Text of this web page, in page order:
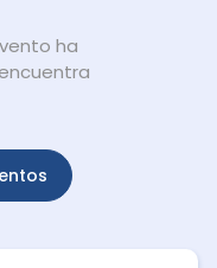
ha